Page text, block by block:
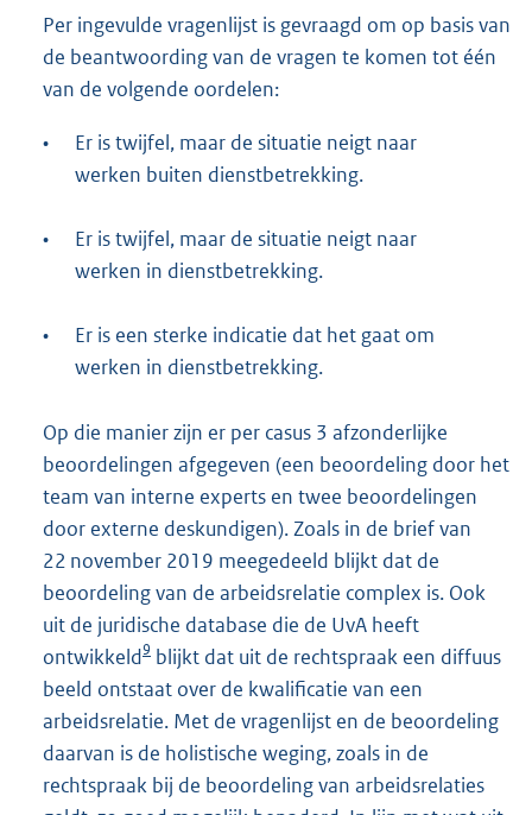
Per ingevulde vragenlijst is gevraagd om op basis van
de beantwoording van de vragen te komen tot één
van de volgende oordelen:
•
Er is twijfel, maar de situatie neigt naar
werken buiten dienstbetrekking.
•
Er is twijfel, maar de situatie neigt naar
werken in dienstbetrekking.
•
Er is een sterke indicatie dat het gaat om
werken in dienstbetrekking.
Op die manier zijn er per casus 3 afzonderlijke
beoordelingen afgegeven (een beoordeling door het
team van interne experts en twee beoordelingen
door externe deskundigen). Zoals in de brief van
22 november 2019 meegedeeld blijkt dat de
beoordeling van de arbeidsrelatie complex is. Ook
uit de juridische database die de UvA heeft
ontwikkeld9 blijkt dat uit de rechtspraak een diffuus
beeld ontstaat over de kwalificatie van een
arbeidsrelatie. Met de vragenlijst en de beoordeling
daarvan is de holistische weging, zoals in de
rechtspraak bij de beoordeling van arbeidsrelaties